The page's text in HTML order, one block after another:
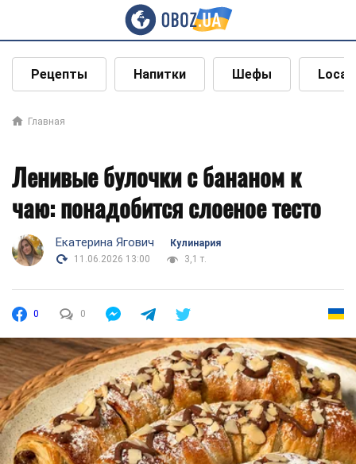
Рецепты Напитки Шефы Local
Главная
Ленивые булочки с бананом к
чаю: понадобится слоеное тесто
Екатерина Ягович
Кулинария
11.06.2026 13:00
3,1 т.
0 0